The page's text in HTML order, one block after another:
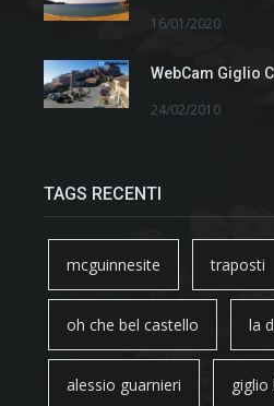
16/01/2020
WebCam Giglio
24/02/2010
TAGS RECENTI
mcguinnesite traposti
oh che bel castello la
alessio guarnieri giglio